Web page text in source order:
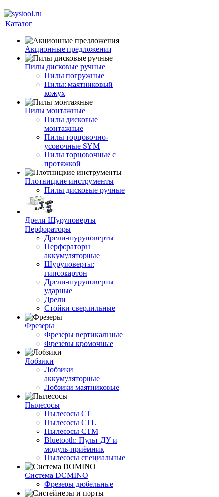
Каталог
Акционные предложения
Пилы дисковые ручные
Пилы погружные
Пилы: маятниковый
кожух
Пилы монтажные
Пилы дисковые
монтажные
Пилы торцовочно-
усовочные SYM
Пилы торцовочные с
протяжкой
Плотницкие инструменты
Пилы дисковые ручные
Дрели Шуруповерты
Перфораторы
Дрели-шуруповерты
Перфораторы
аккумуляторные
Шуруповерты:
гипсокартон
Дрели-шуруповерты
ударные
Дрели
Стойки сверлильные
Фрезеры
Фрезеры вертикальные
Фрезеры кромочные
Лобзики
Лобзики
аккумуляторные
Лобзики маятниковые
Пылесосы
Пылесосы CT
Пылесосы CTL
Пылесосы CTM
Bluetooth: Пульт ДУ и
модуль-приёмник
Пылесосы специальные
Система DOMINO
Фрезеры дюбельные